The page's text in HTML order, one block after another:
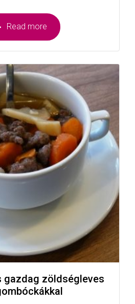
Read more
gazdag zöldségleves